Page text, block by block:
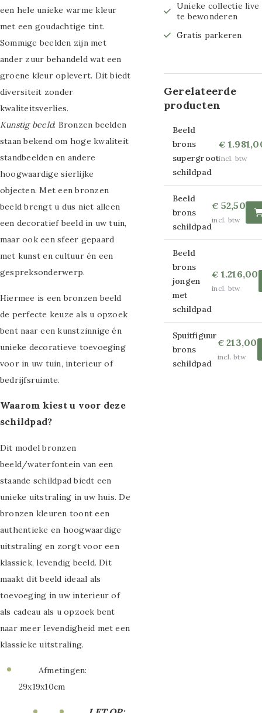
Glasschilderij
maat 70x110cm
Glasschilderij
maat 80x120cm
maat 60x160cm
Glasschilderij
maat 80x160cm
maat 110x160cm
Overige maten
glas schilderijen
Strass
glasschilderijen
een hele unieke warme kleur
met een goudachtige tint.
Sommige beelden zijn met
ander zuur behandeld wat een
groene kleur oplevert. Dit biedt
diversiteit zonder
kwaliteitsverlies.
Kunstig beeld: Bronzen beelden
staan bekend om hoge kwaliteit
standbeelden en andere
hoogwaardige sierlijke
objecten. Met een bronzen
beeld brengt u dus niet alleen
een decoratief beeld in uw tuin,
maar ook een sfeer gepaard
met kunst en cultuur én een
gespreksonderwerp.
Hiermee is een bronzen beeld
de perfecte keuze als u opzoek
bent naar een kunstzinnige én
unieke decoratieve toevoeging
voor in uw tuin, interieur of
bedrijfsruimte.
Waarom kiest u voor deze
schildpad?
Dit model bronzen
beeld/waterfontein van een
staande schildpad biedt een
unieke uitstraling in uw huis. De
bronzen kleuren toont een
authentieke en hoogwaardige
uitstraling en zorgt voor een
klassiek, levendig beeld. Dit
maakt dit beeld ideaal als
toevoeging in uw interieur of
als cadeau als u opzoek bent
naar meer levendigheid met een
klassieke uitstraling.
Afmetingen:
29x19x10cm
Unieke collectie live
te bewonderen
Gratis parkeren
Gerelateerde
producten
Beeld
brons
supergroot
schildpad
€
incl. btw
Beeld
brons
schildpad
€ 52,50
incl. btw
Beeld
brons
jongen
met
schildpad
€ 1.216,00
incl. btw
Spuitfiguur
brons
schildpad
€213,00
incl. btw